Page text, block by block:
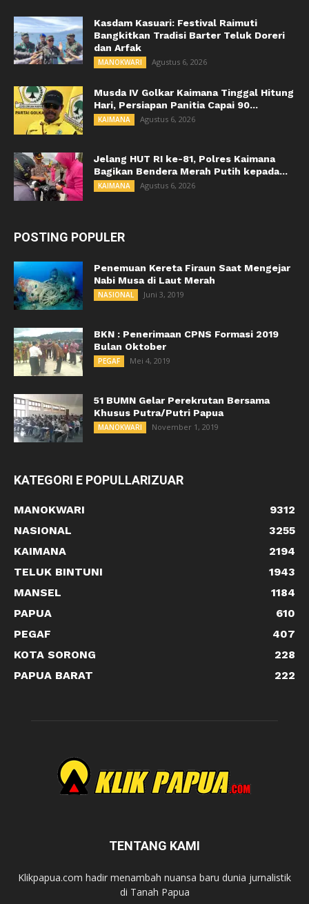
Kasdam Kasuari: Festival Raimuti
Bangkitkan Tradisi Barter Teluk Doreri
dan Arfak
MANOKWARI Agustus 6, 2026
Musda IV Golkar Kaimana Tinggal Hitung
Hari, Persiapan Panitia Capai 90...
KAIMANA Agustus 6, 2026
Jelang HUT RI ke-81, Polres Kaimana
Bagikan Bendera Merah Putih kepada...
KAIMANA Agustus 6, 2026
POSTING POPULER
Penemuan Kereta Firaun Saat Mengejar
Nabi Musa di Laut Merah
NASIONAL Juni 3, 2019
BKN : Penerimaan CPNS Formasi 2019
Bulan Oktober
PEGAF Mei 4, 2019
51 BUMN Gelar Perekrutan Bersama
Khusus Putra/Putri Papua
MANOKWARI November 1, 2019
KATEGORI E POPULLARIZUAR
MANOKWARI
9312
NASIONAL
3255
KAIMANA
2194
TELUK BINTUNI
1943
MANSEL
1184
PAPUA
610
PEGAF
407
KOTA SORONG
228
PAPUA BARAT
222
TENTANG KAMI
Klikpapua.com hadir menambah nuansa baru dunia jurnalistik
di Tanah Papua